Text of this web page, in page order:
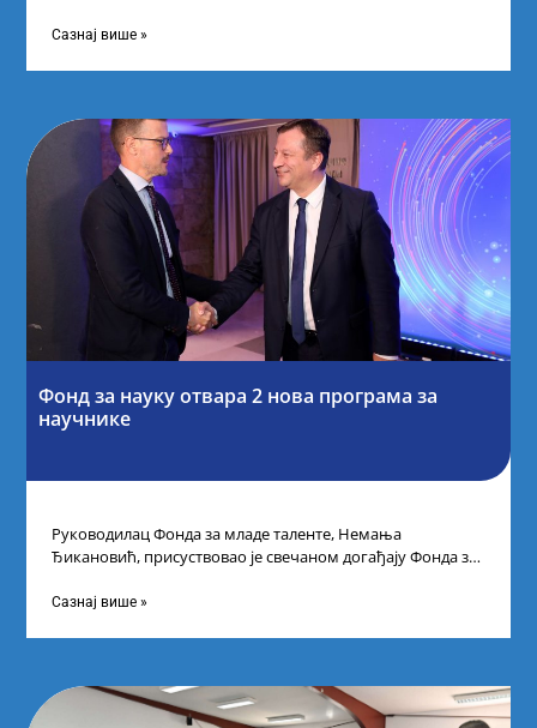
Сазнај више »
Фонд за науку отвара 2 нова програма за
научнике
Руководилац Фонда за младе таленте, Немања
Ђикановић, присуствовао је свечаном догађају Фонда за
Сазнај више »